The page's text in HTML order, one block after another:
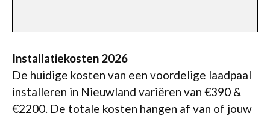
Installatiekosten 2026
De huidige kosten van een voordelige laadpaal
installeren in Nieuwland variëren van €390 &
€2200. De totale kosten hangen af van of jouw